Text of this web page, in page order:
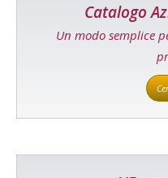
Catalogo
Un modo semplice